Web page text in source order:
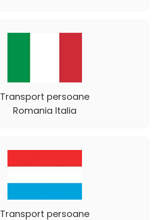
Transport persoane
Romania Italia
Transport persoane